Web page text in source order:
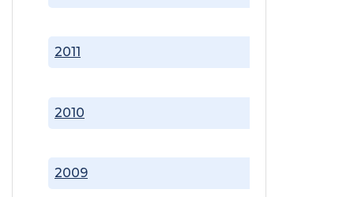
2009
2010
2011